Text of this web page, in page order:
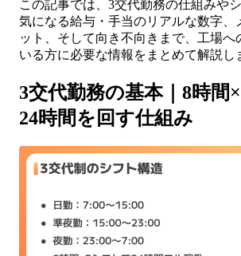
この記事では、3交代勤務の仕組みや
気になる給与・手当のリアルな数字、
ット、そして向き不向きまで、工場へ
いる方に必要な情報をまとめて解説し
3交代勤務の基本｜8時間
24時間を回す仕組み